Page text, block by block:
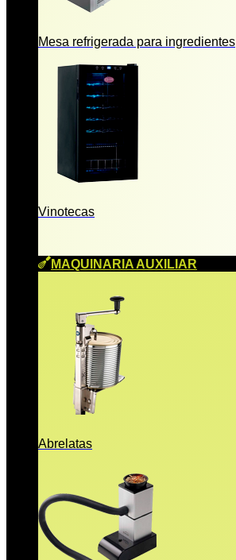
Mesa refrigerada para ingredientes
Vinotecas
MAQUINARIA AUXILIAR
Abrelatas